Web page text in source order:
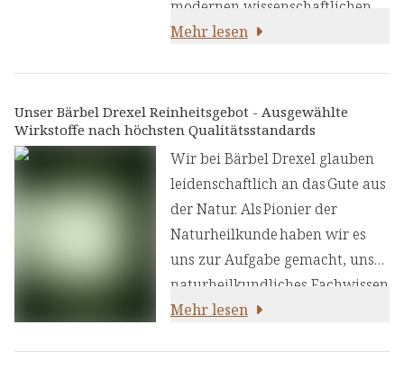
verzichten möchten:
modernen wissenschaftlichen
Erkenntnissen verbindet. Wir
kombiniert, die sich inihrer
Wirkung optimal ergänzen
und gemeinsam die
kognitiven Funktionen
unterstützen.
Mehr lesen
Unser Bärbel Drexel Reinheitsgebot - Ausgewählte
Wirkstoffe nach höchsten Qualitätsstandards
Wir bei Bärbel Drexel glauben
leidenschaftlich an das Gute aus
der Natur. Als Pionier der
Naturheilkunde haben wir es
uns zur Aufgabe gemacht, unser
naturheilkundliches Fachwissen
und unsere Erfahrung mit den
Mehr lesen